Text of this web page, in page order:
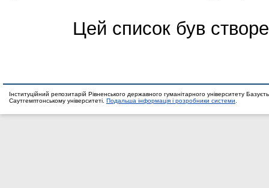
Цей список був
Інституційний репозитарій Рівненського державного гуманітарного університету
Саутгемптонському університеті. Подальша інформація і розробники системи